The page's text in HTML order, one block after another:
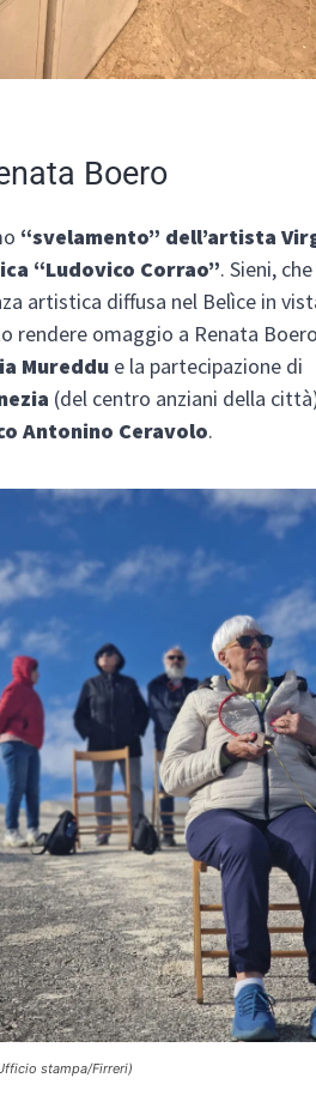
Boero
“svelamento” dell’artista
“Ludovico Corrao”. Sieni,
artistica diffusa nel Belìce in
rendere omaggio a Renata
Mureddu e la partecipazione di
(del centro anziani della
Antonino Ceravolo.
stampa/Firreri)